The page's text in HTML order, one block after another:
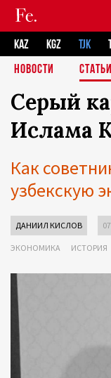
KAZ KGZ TJK
НОВОСТИ
СТАТЬИ
Серый
Ислама
Как
узбекскую
ДАНИИЛ КИСЛОВ
ЭКОНОМИКА ИСТОРИЯ